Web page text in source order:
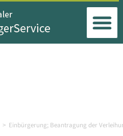
> Einbürgerung; Beantragung der